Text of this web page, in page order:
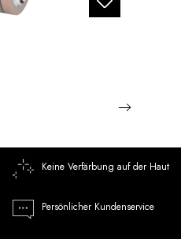
Keine Verfärbung auf der Haut
Persönlicher Kundenservice